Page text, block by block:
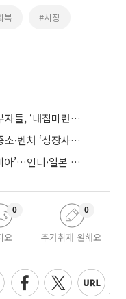
복 #시장
‘집도 코칭 받으며 산다’…월급쟁이부자들, ‘내집마련’ 신청 증가세
‘창업-도약-재도전’ 연결… 중기부, 중소·벤처 ‘성장사다리’ 짓는다
우즈벡서 보폭 넓히는 비상교육 ‘올비아’…인니·일본 진출 타진
요
0
추가취재 원해요
0